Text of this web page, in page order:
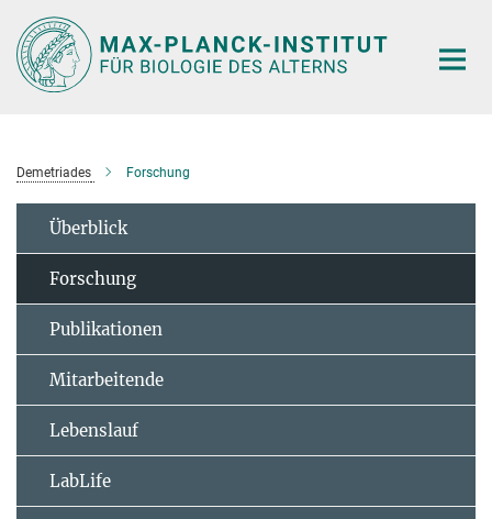
Hauptinhalt
Demetriades Forschung
Überblick
Forschung
Publikationen
Mitarbeitende
Lebenslauf
LabLife